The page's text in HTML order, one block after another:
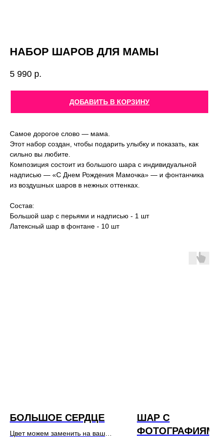
НАБОР ШАРОВ ДЛЯ МАМЫ
5 990 р.
ДОБАВИТЬ В КОРЗИНУ
Самое дорогое слово — мама.
Этот набор создан, чтобы подарить улыбку и показать, как
сильно вы любите.
Композиция состоит из большого шара с индивидуальной
надписью — «С Днем Рождения Мамочка» — и фонтанчика
из воздушных шаров в нежных оттенках.
Состав:
Большой шар с перьями и надписью - 1 шт
Латексный шар в фонтане - 10 шт
БОЛЬШОЕ СЕРДЦЕ
Цвет можем заменить на ваш
ШАР С